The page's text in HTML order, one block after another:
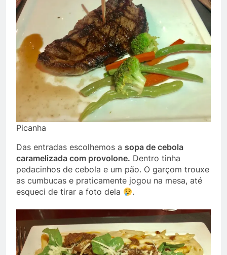
Picanha
Das entradas escolhemos a sopa de cebola
caramelizada com provolone. Dentro tinha
pedacinhos de cebola e um pão. O garçom trouxe
as cumbucas e praticamente jogou na mesa, até
esqueci de tirar a foto dela
.